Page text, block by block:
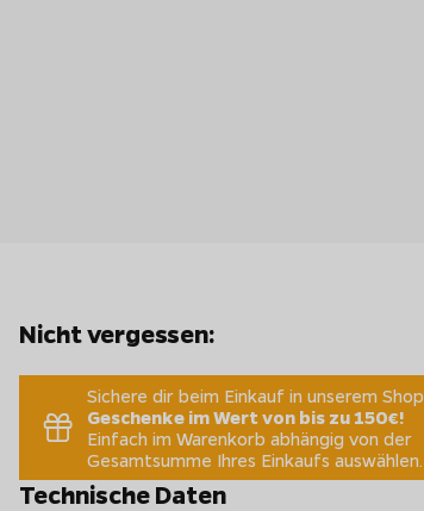
Nicht vergessen:
Sichere dir beim Einkauf in unserem Shop
Geschenke im Wert von bis zu 150€!
Einfach im Warenkorb abhängig von der
Gesamtsumme Ihres Einkaufs auswählen.
Technische Daten